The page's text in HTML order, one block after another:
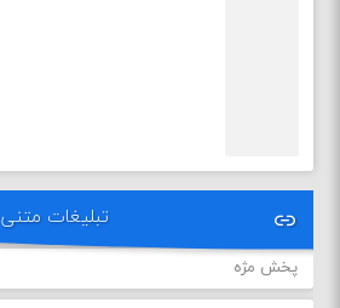
تبلیغات متنی
پخش مژه